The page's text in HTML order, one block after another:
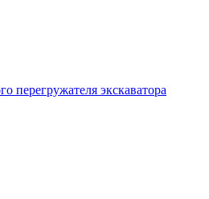
перегружателя экскаватора